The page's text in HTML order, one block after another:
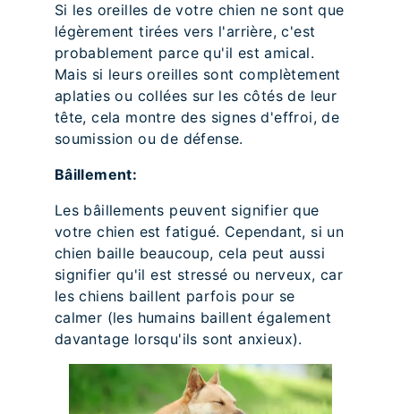
Si les oreilles de votre chien ne sont que
légèrement tirées vers l'arrière, c'est
probablement parce qu'il est amical.
Mais si leurs oreilles sont complètement
aplaties ou collées sur les côtés de leur
tête, cela montre des signes d'effroi, de
soumission ou de défense.
Bâillement:
Les bâillements peuvent signifier que
votre chien est fatigué. Cependant, si un
chien baille beaucoup, cela peut aussi
signifier qu'il est stressé ou nerveux, car
les chiens baillent parfois pour se
calmer (les humains baillent également
davantage lorsqu'ils sont anxieux).